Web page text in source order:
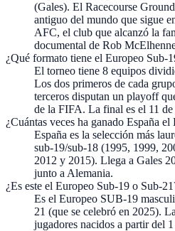
(Gales). El Racecourse
antiguo del mundo que sigue
AFC, el club que alcanzó la
documental de Rob
¿Qué formato tiene el Europeo Sub-
El torneo tiene 8 equipos
Los dos primeros de cada
terceros disputan un playoff
de la FIFA. La final es el 11
¿Cuántas veces ha ganado España
España es la selección más
sub-19/sub-18 (1995, 1999,
2012 y 2015). Llega a Gales
junto a Alemania.
¿Es este el Europeo Sub-19 o Sub-
Es el Europeo SUB-19
21 (que se celebró en 2025).
jugadores nacidos a partir del